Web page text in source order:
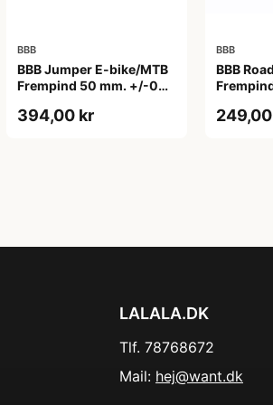
BBB
BBB Jumper E-bike/MTB
Frempind 50 mm. +/-0
394,00 kr
BBB
BBB
LALALA.DK
Tlf. 78768672
Mail: hej@want.dk